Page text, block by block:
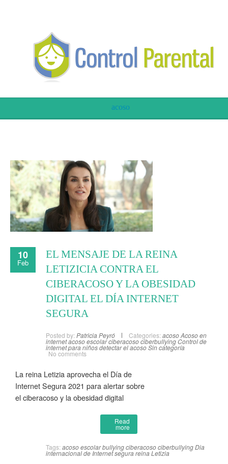
acoso
10
Feb
EL MENSAJE DE LA REINA
LETIZICIA CONTRA EL
CIBERACOSO Y LA OBESIDAD
DIGITAL EL DÍA INTERNET
SEGURA
Posted by: Patricia Peyró Categories: acosoAcoso en
internetacoso escolarciberacosociberbullyingControl de
internet para niñosdetectar el acosoSin categoría
No comments
La reina Letizia aprovecha el Día de
Internet Segura 2021 para alertar sobre
el ciberacoso y la obesidad digital
Read
more
Tags: acoso escolarbullyingciberacosociberbullyingDia
internacional de Internet segura reina Letizia